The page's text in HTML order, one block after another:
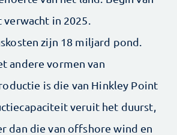
in 2025.
zijn 18 miljard pond.
andere vormen van
is die van Hinkley Point
veruit het duurst,
dan die van offshore wind en